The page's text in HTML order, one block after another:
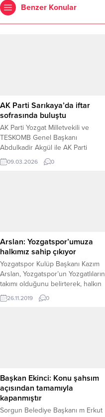
Benzer Konular
AK Parti Sarıkaya’da iftar
sofrasında buluştu
AK Parti Yozgat Milletvekili ve
TESKOMB Genel Başkanı
Abdulkadir Akgül ile AK Parti
Yozgat Milletvekili Süleyman Şahan,
teşkilat buluşmaları kapsamında
Akgül ve Şahan, salonu dolduran
hemşehrileriyle yakından
ilgilenerek...
09.03.2026 0
Arslan: Yozgatspor’umuza
halkımız sahip çıkıyor
Yozgatspor Kulüp Başkanı Kazım
Arslan, Yozgatspor’un Yozgatlıların
takımı olduğunu belirterek, halkın
takıma sahip çıktığını söyledi.
26.11.2019 0
Başkan Ekinci: Konu şahsım
açısından tamamıyla
kapanmıştır
Sorgun Belediye Başkanı m Erkut